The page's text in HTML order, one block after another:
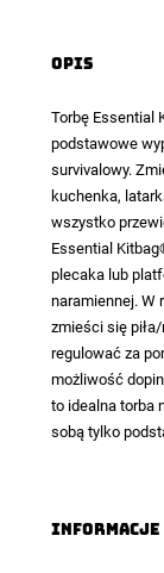
Opis
Torbę Essential
podstawowe
survivalowy.
kuchenka,
wszystko
Essential
plecaka lub
naramiennej. W
zmieści się
regulować za
możliwość
to idealna torba
sobą tylko
Informacje